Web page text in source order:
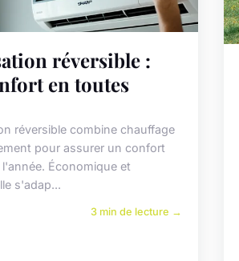
réversible :
en toutes
réversible combine chauffage
pour assurer un confort
Économique et
s'adap...
3 min de lecture →